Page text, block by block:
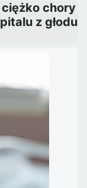
chory
z głodu